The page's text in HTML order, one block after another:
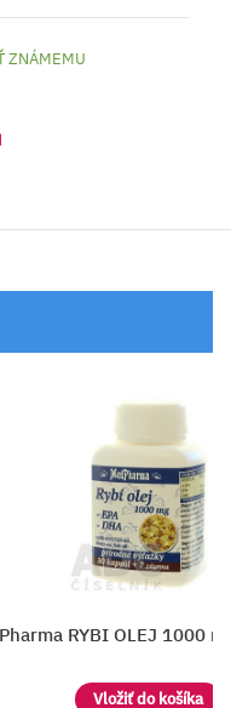
ZNÁMEMU